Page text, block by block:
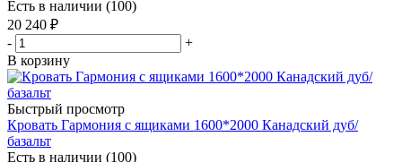
Есть в наличии (100)
20 240 ₽
-
+
В корзину
Быстрый просмотр
Кровать Гармония с ящиками 1600*2000 Канадский дуб/
базальт
Есть в наличии (100)